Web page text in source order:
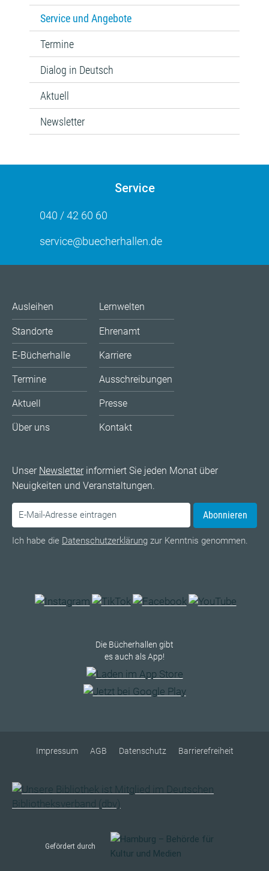
Service und Angebote
Termine
Dialog in Deutsch
Aktuell
Newsletter
Service
040 / 42 60 60
service@buecherhallen.de
Ausleihen
Standorte
E-Bücherhalle
Termine
Aktuell
Über uns
Lernwelten
Ehrenamt
Karriere
Ausschreibungen
Presse
Kontakt
Unser Newsletterinformiert Sie jeden Monat über
Neuigkeiten und Veranstaltungen.
Abonnieren
Ich habe die Datenschutzerklärung zur Kenntnis genommen.
Die Bücherhallen gibt
es auch als App!
Impressum AGB Datenschutz Barrierefreiheit
Gefördert durch